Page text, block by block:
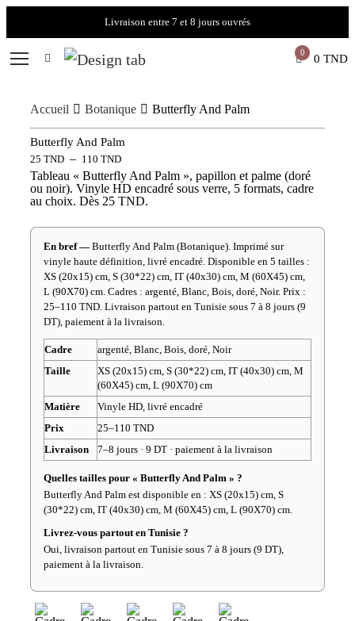
Livraison entre 7 et 8 jours ouvrés
0 0 TND
Accueil Botanique Butterfly And Palm
Butterfly And Palm
25 TND – 110 TND
Tableau « Butterfly And Palm », papillon et palme (doré
ou noir). Vinyle HD encadré sous verre, 5 formats, cadre
au choix. Dès 25 TND.
En bref — Butterfly And Palm (Botanique). Imprimé sur
vinyle haute définition, livré encadré. Disponible en 5 tailles :
XS (20x15) cm, S (30*22) cm, IT (40x30) cm, M (60X45) cm,
L (90X70) cm. Cadres : argenté, Blanc, Bois, doré, Noir. Prix :
25–110 TND. Livraison partout en Tunisie sous 7 à 8 jours (9
DT), paiement à la livraison.
Cadre
argenté, Blanc, Bois, doré, Noir
Taille
XS (20x15) cm, S (30*22) cm, IT (40x30) cm, M
(60X45) cm, L (90X70) cm
Matière
Vinyle HD, livré encadré
Prix
25–110 TND
Livraison
7–8 jours · 9 DT · paiement à la livraison
Quelles tailles pour « Butterfly And Palm » ?
Butterfly And Palm est disponible en : XS (20x15) cm, S
(30*22) cm, IT (40x30) cm, M (60X45) cm, L (90X70) cm.
Livrez-vous partout en Tunisie ?
Oui, livraison partout en Tunisie sous 7 à 8 jours (9 DT),
paiement à la livraison.